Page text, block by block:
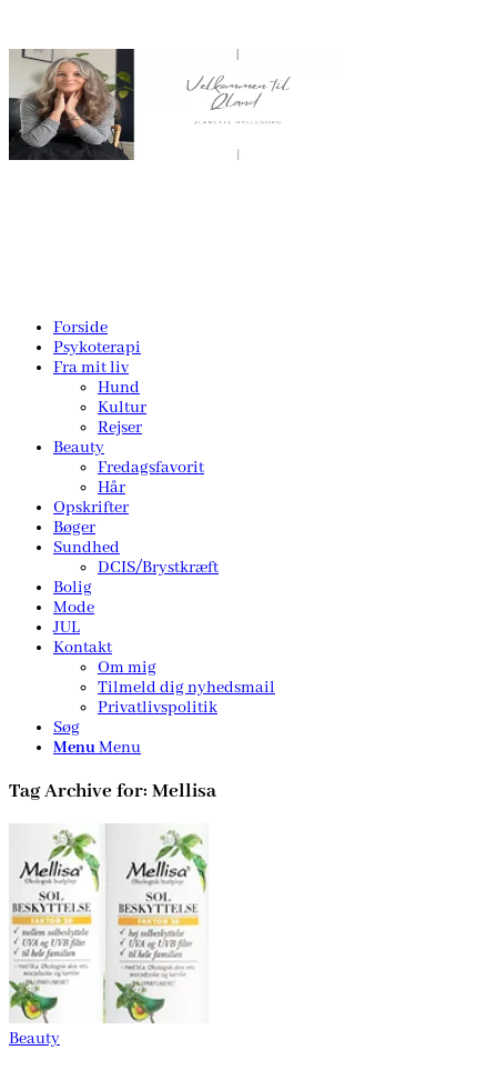
Forside
Psykoterapi
Fra mit liv
Hund
Kultur
Rejser
Beauty
Fredagsfavorit
Hår
Opskrifter
Bøger
Sundhed
DCIS/Brystkræft
Bolig
Mode
JUL
Kontakt
Om mig
Tilmeld dig nyhedsmail
Privatlivspolitik
Søg
MenuMenu
Tag Archive for: Mellisa
Beauty